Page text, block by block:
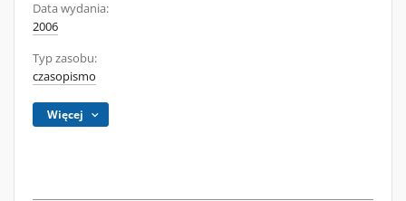
Data wydania:
2006
Typ zasobu:
czasopismo
Więcej